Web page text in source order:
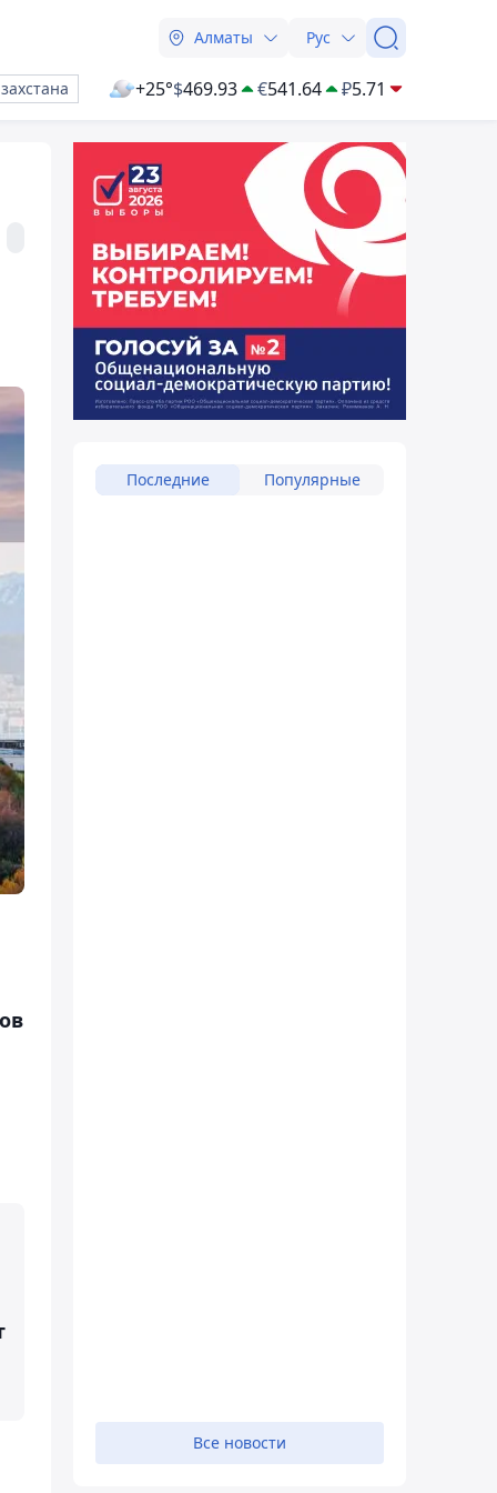
Алматы Рус
+25°$469.93 €541.64 ₽5.71
Последние Популярные
Все новости